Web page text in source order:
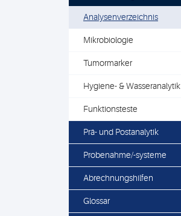
Analysenverzeichnis
Mikrobiologie
Tumormarker
Hygiene- & Wasseranalytik
Funktionsteste
Prä- und Postanalytik
Probenahme/-systeme
Abrechnungshilfen
Glossar